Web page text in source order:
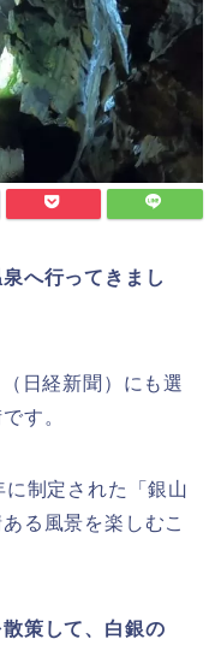
へ行ってきまし
日経新聞）にも選
す。
制定された「銀山
る風景を楽しむこ
策して、白銀の